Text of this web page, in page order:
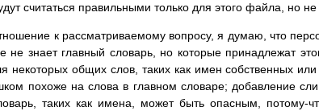
считаться правильными только для этого файла, но
к рассматриваемому вопросу, я думаю, что
не знает главный словарь, но которые принадлежат
некоторых общих слов, таких как имен собственных или
похоже на слова в главном словаре; добавление
таких как имена, может быть опасным, потому-